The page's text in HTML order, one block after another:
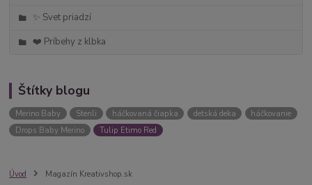
✨ Svet priadzí
❤️ Príbehy z klbka
Štítky blogu
Merino Baby Stenli háčkovaná čiapka detská deka
háčkovanie
Drops Baby Merino
Tulip Etimo Red
Úvod Magazín Kreativshop.sk